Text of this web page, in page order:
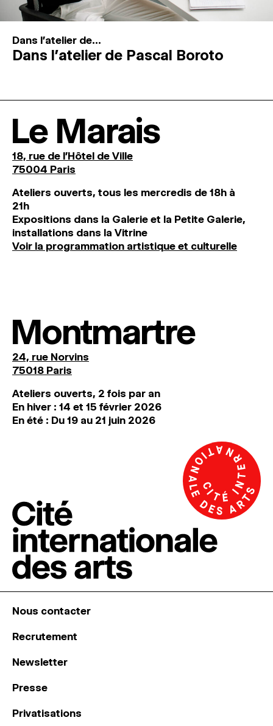
Dans l'atelier de...
Dans l’atelier de Pascal Boroto
Le Marais
18, rue de l'Hôtel de Ville
75004 Paris
Ateliers ouverts, tous les mercredis de 18h à
21h
Expositions dans la Galerie et la Petite Galerie,
installations dans la Vitrine
Voir la programmation artistique et culturelle
Montmartre
24, rue Norvins
75018 Paris
Ateliers ouverts, 2 fois par an
En hiver : 14 et 15 février 2026
En été : Du 19 au 21 juin 2026
Nous contacter
Recrutement
Newsletter
Presse
Privatisations